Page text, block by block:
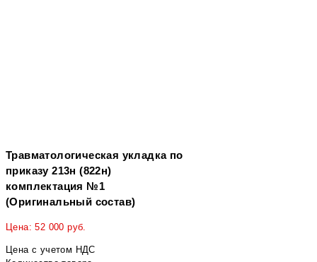
Травматологическая укладка по
приказу 213н (822н)
комплектация №1
(Оригинальный состав)
Цена:52 000 руб.
Цена с учетом НДС